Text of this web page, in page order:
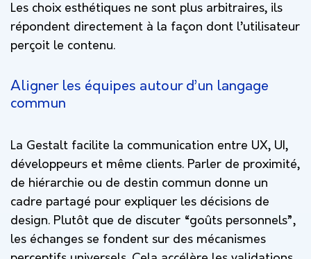
Les choix esthétiques ne sont plus arbitraires, ils
répondent directement à la façon dont l’utilisateur
perçoit le contenu.
Aligner les équipes autour d’un langage
commun
La Gestalt facilite la communication entre UX, UI,
développeurs et même clients. Parler de proximité,
de hiérarchie ou de destin commun donne un
cadre partagé pour expliquer les décisions de
design. Plutôt que de discuter “goûts personnels”,
les échanges se fondent sur des mécanismes